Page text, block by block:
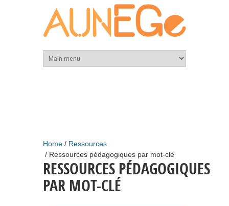
Home
Ressources
Ressources pédagogiques par mot-clé
RESSOURCES PÉDAGOGIQUES
PAR MOT-CLÉ